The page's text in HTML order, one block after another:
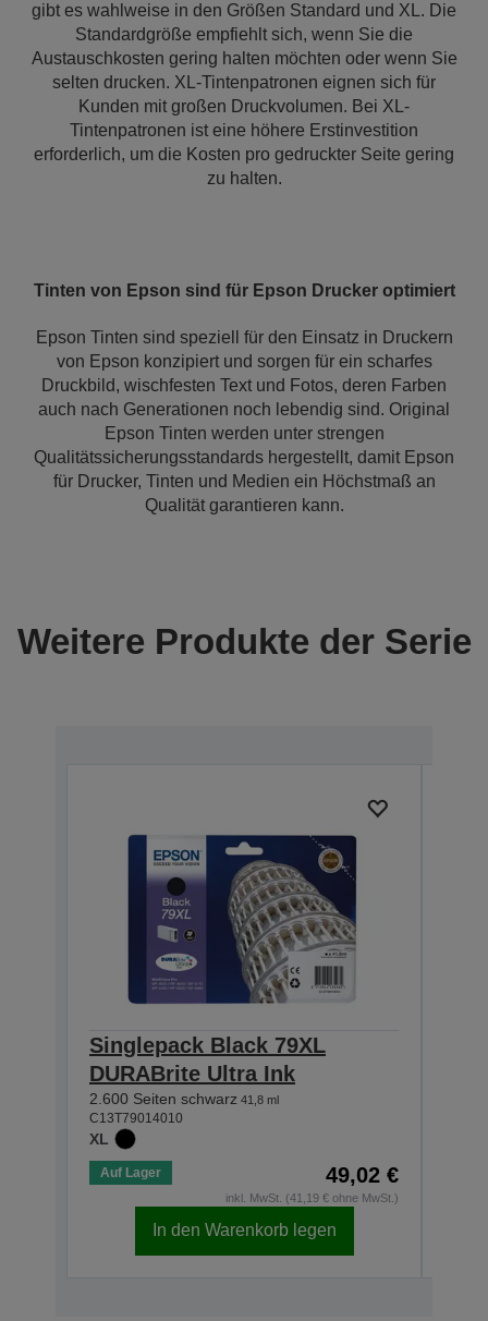
gibt es wahlweise in den Größen Standard und XL. Die
Standardgröße empfiehlt sich, wenn Sie die
Austauschkosten gering halten möchten oder wenn Sie
selten drucken. XL-Tintenpatronen eignen sich für
Kunden mit großen Druckvolumen. Bei XL-
Tintenpatronen ist eine höhere Erstinvestition
erforderlich, um die Kosten pro gedruckter Seite gering
zu halten.
Tinten von Epson sind für Epson Drucker optimiert
Epson Tinten sind speziell für den Einsatz in Druckern
von Epson konzipiert und sorgen für ein scharfes
Druckbild, wischfesten Text und Fotos, deren Farben
auch nach Generationen noch lebendig sind. Original
Epson Tinten werden unter strengen
Qualitätssicherungsstandards hergestellt, damit Epson
für Drucker, Tinten und Medien ein Höchstmaß an
Qualität garantieren kann.
Weitere Produkte der Serie
Singlepack Black 79XL
DURABrite Ultra Ink
2.600 Seiten schwarz 41,8 ml
C13T79014010
XL
Auf Lager 49,02 €
inkl. MwSt. (41,19 € ohne MwSt.)
In den Warenkorb legen